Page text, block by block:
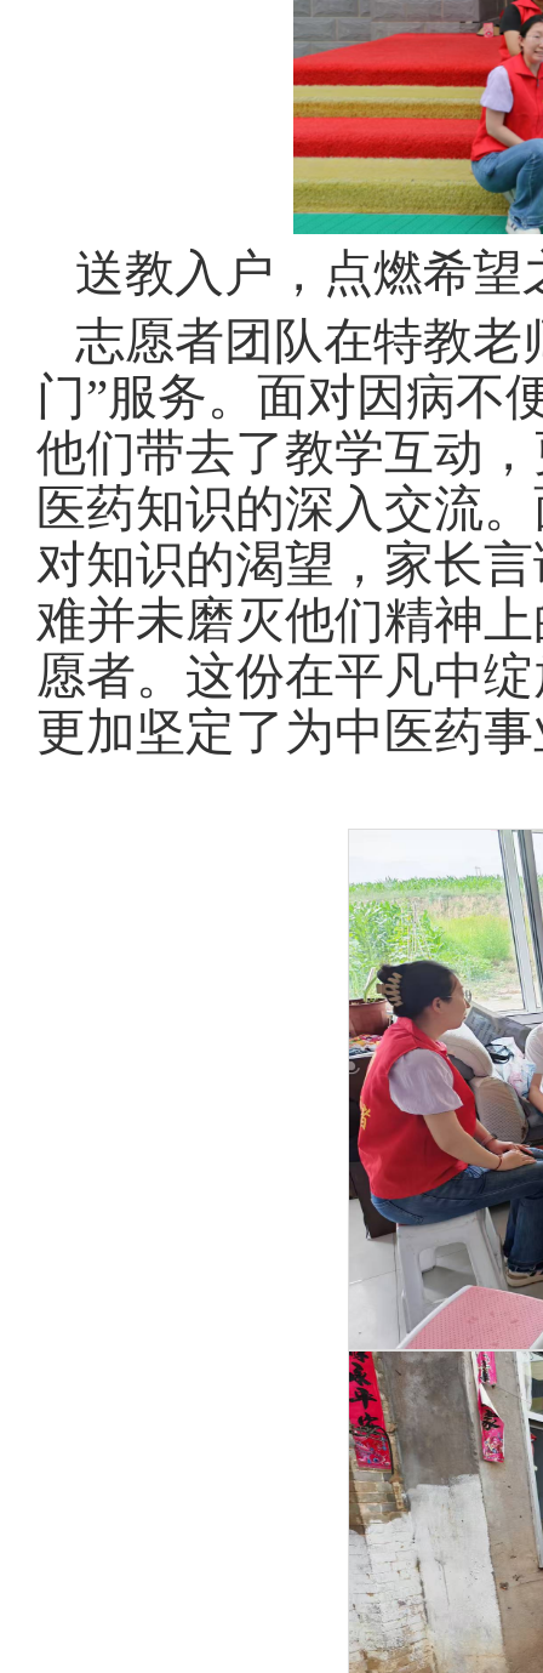
送教入户， 点燃希望
志愿者团队在特教老
门”服务。面对因病不
他们带去了教学互动
医药知识的深入交流
对知识的渴望，家长
难并未磨灭他们精神
愿者。这份在平凡中
更加坚定了为中医药